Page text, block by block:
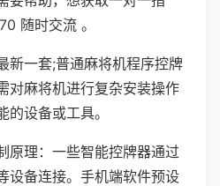
随时交流 。
新一套;普通麻将机程序控牌
对麻将机进行复杂安装操作
设备或工具。
原理：一些智能控牌器通过
设备连接。手机端软件预设